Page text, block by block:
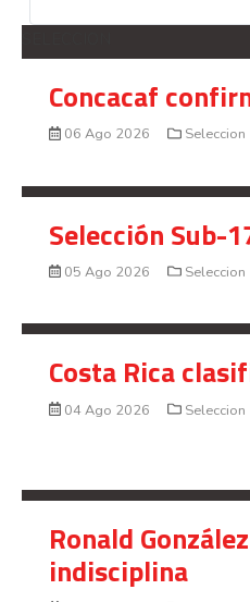
Concacaf
06 Ago 2026 Seleccion
Selección Sub-
05 Ago 2026 Seleccion
Costa Rica
04 Ago 2026 Seleccion
Ronald
indisciplina